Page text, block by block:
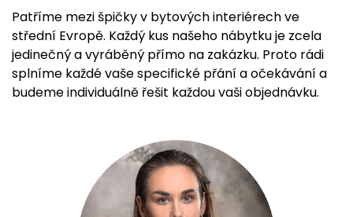
Patříme mezi špičky v bytových interiérech ve
střední Evropě. Každý kus našeho nábytku je zcela
jedinečný a vyráběný přímo na zakázku. Proto rádi
splníme každé vaše specifické přání a očekávání a
budeme individuálně řešit každou vaši objednávku.